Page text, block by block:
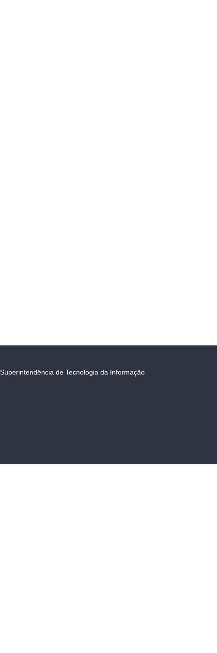
Superintendência de Tecnologia da Informação